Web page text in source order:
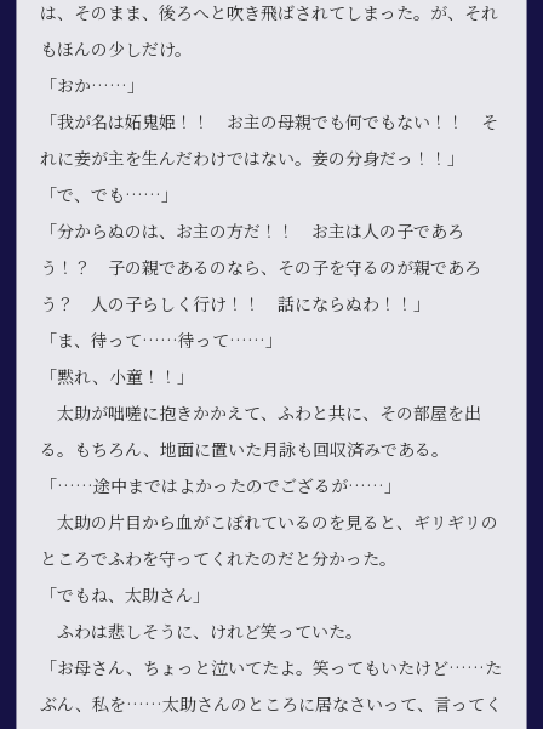
は、そのまま、後ろへと吹き飛ばされてしまった。が、それ
もほんの少しだけ。
「おか……」
「我が名は妬鬼姫！！ お主の母親でも何でもない！！ そ
れに妾が主を生んだわけではない。妾の分身だっ！！」
「で、でも……」
「分からぬのは、お主の方だ！！ お主は人の子であろ
う！？ 子の親であるのなら、その子を守るのが親であろ
う？ 人の子らしく行け！！ 話にならぬわ！！」
「ま、待って……待って……」
「黙れ、小童！！」
太助が咄嗟に抱きかかえて、ふわと共に、その部屋を出
る。もちろん、地面に置いた月詠も回収済みである。
「……途中まではよかったのでござるが……」
太助の片目から血がこぼれているのを見ると、ギリギリの
ところでふわを守ってくれたのだと分かった。
「でもね、太助さん」
ふわは悲しそうに、けれど笑っていた。
「お母さん、ちょっと泣いてたよ。笑ってもいたけど……た
ぶん、私を……太助さんのところに居なさいって、言ってく